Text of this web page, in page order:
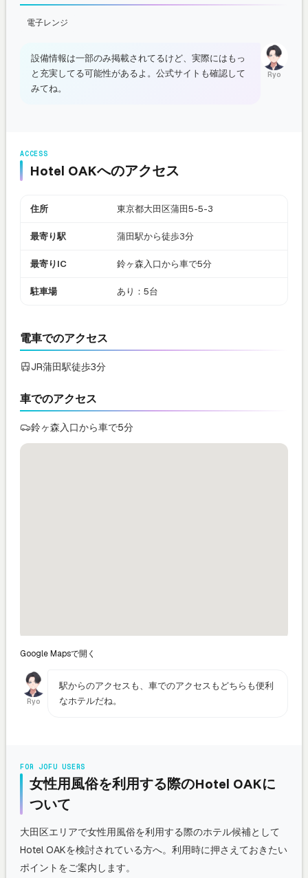
電子レンジ
Ryo
設備情報は一部のみ掲載されてるけど、実際にはもっ
と充実してる可能性があるよ。公式サイトも確認して
みてね。
ACCESS
Hotel OAKへのアクセス
住所 東京都大田区蒲田5-5-3
最寄り駅 蒲田駅から徒歩3分
最寄りIC 鈴ヶ森入口から車で5分
駐車場 あり：5台
電車でのアクセス
JR蒲田駅徒歩3分
車でのアクセス
鈴ヶ森入口から車で5分
Google Mapsで開く
Ryo
駅からのアクセスも、車でのアクセスもどちらも便利
なホテルだね。
FOR JOFU USERS
女性用風俗を利用する際のHotel OAKに
ついて
大田区エリアで女性用風俗を利用する際のホテル候補として
Hotel OAKを検討されている方へ。利用時に押さえておきたい
ポイントをご案内します。